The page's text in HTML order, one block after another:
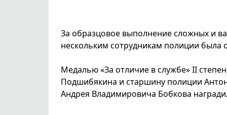
За образцовое выполнение сложных и
нескольким сотрудникам полиции была
Медалью «За отличие в службе» II
Подшибякина и старшину полиции
Андрея Владимировича Бобкова